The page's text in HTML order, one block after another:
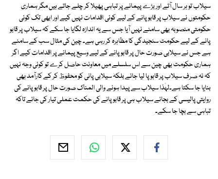
سیلاب تو ہر سال آتے اور بڑے پیمانے پر تباہی پھیلا کر چلے جاتے ہیں مگر ہماری
حکومتوں نے سیلاب پر قابو پانے کے لیے کوئی اقدامات نہیں کیے اور ابھی تک کوئی
حکومتی منصوبہ بھی سامنے نہیں آیا جس سے یہ اندازہ لگایا جا سکے کہ سیلاب پر قابو
پانے کے لیے حکومت سنجیدگی کا مظاہرہ کر رہی ہے۔ چین کی مثال سب کے سامنے
ہے جس نے سیلابی صورت حال پر قابو پانے کے لیے وسیع پیمانے پر اقدامات کیے اگر
ہماری حکومت بھی چین سے اس سلسلے میں معاونت حاصل کرے تو کوئی وجہ نہیں
کہ نہ صرف سیلاب پر قابو پا لیا جائے بلکہ سیلابی پانی کو محفوظ کر کے کارآمد بھی
بنایا جا سکتا ہے۔لہٰذا سیلاب سے پیدا ہونے والی المناک صورت حال پر قابو پانے کی
روایتی پالیسی کے بجائے سیلاب ہی پر قابو پانے کی حکمت عملی تیار کی جائے تاکہ
تباہی سے بچا جا سکے۔